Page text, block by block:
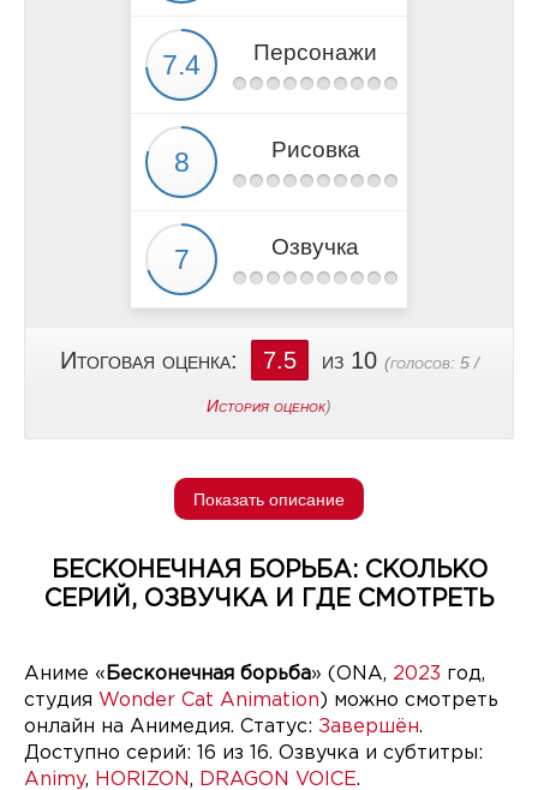
Персонажи
Рисовка
Озвучка
Итоговая оценка: 7.5 из 10 (голосов: 5/
История оценок)
Показать описание
БЕСКОНЕЧНАЯ БОРЬБА: СКОЛЬКО
СЕРИЙ, ОЗВУЧКА И ГДЕ СМОТРЕТЬ
Аниме « Бесконечная борьба» (ONA, 2023 год,
студия Wonder Cat Animation ) можно смотреть
онлайн на Анимедия. Статус: Завершён.
Доступно серий: 16 из 16. Озвучка и субтитры:
Animy, HORIZON , DRAGON VOICE.